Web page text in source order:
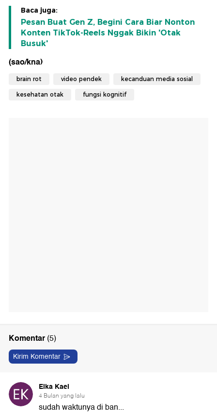
Baca juga:
Pesan Buat Gen Z, Begini Cara Biar Nonton
Konten TikTok-Reels Nggak Bikin 'Otak
Busuk'
(sao/kna)
brain rot video pendek kecanduan media sosial
kesehatan otak fungsi kognitif